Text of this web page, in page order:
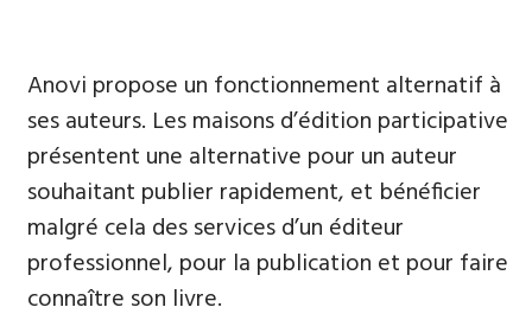
Anovi propose un fonctionnement alternatif à
ses auteurs. Les maisons d’édition participative
présentent une alternative pour un auteur
souhaitant publier rapidement, et bénéficier
malgré cela des services d’un éditeur
professionnel, pour la publication et pour faire
connaître son livre.